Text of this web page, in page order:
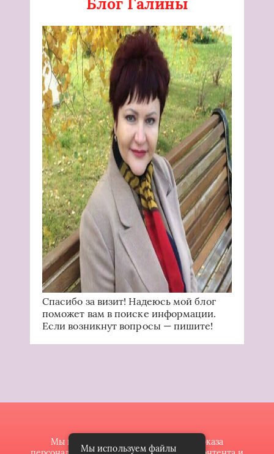
Спасибо за визит! Надеюсь мой блог
поможет вам в поиске информации.
Если возникнут вопросы — пишите!
Мы используем файлы cookie для показа
Мы используем файлы